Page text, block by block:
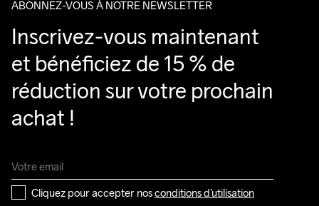
ABONNEZ-VOUS À NOTRE NEWSLETTER
Inscrivez-vous maintenant
et bénéficiez de 15 % de
réduction sur votre prochain
achat !
Cliquez pour accepter nos conditions d’utilisation